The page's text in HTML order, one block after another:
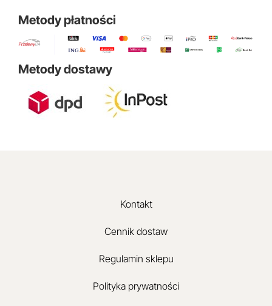
Metody płatności
Metody dostawy
Kontakt
Cennik dostaw
Regulamin sklepu
Polityka prywatności